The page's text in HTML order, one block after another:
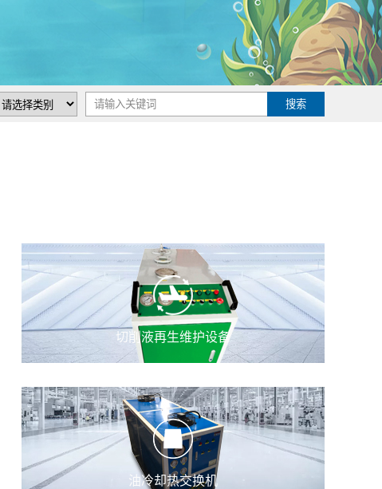
切削液再生维护设备
油冷却热交换机